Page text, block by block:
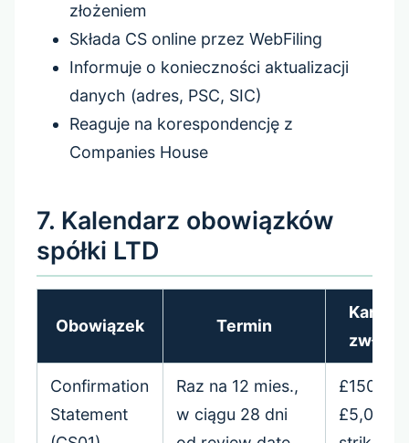
złożeniem
Składa CS online przez WebFiling
Informuje o konieczności aktualizacji
danych (adres, PSC, SIC)
Reaguje na korespondencję z
Companies House
7. Kalendarz obowiązków
spółki LTD
Obowiązek Termin
Kara za
zwłokę
Confirmation
Statement
Raz na 12 mies.,
w ciągu 28 dni
£150–
£5,000 +